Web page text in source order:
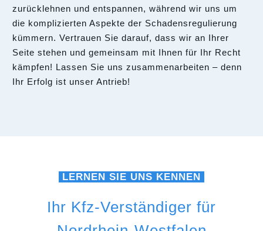
zurücklehnen und entspannen, während wir uns um
die komplizierten Aspekte der Schadensregulierung
kümmern. Vertrauen Sie darauf, dass wir an Ihrer
Seite stehen und gemeinsam mit Ihnen für Ihr Recht
kämpfen! Lassen Sie uns zusammenarbeiten – denn
Ihr Erfolg ist unser Antrieb!
LERNEN SIE UNS KENNEN
Ihr Kfz-Verständiger für